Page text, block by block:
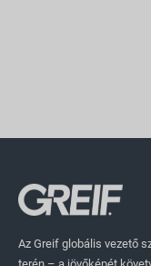
Az Greif globális vezető